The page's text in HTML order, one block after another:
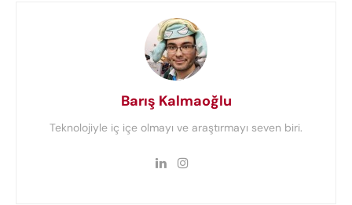
Barış Kalmaoğlu
Teknolojiyle iç içe olmayı ve araştırmayı seven biri.